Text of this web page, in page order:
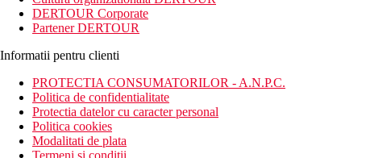
DERTOUR Corporate
Partener DERTOUR
Informatii pentru clienti
PROTECTIA CONSUMATORILOR - A.N.P.C.
Politica de confidentialitate
Protectia datelor cu caracter personal
Politica cookies
Modalitati de plata
Termeni si conditii